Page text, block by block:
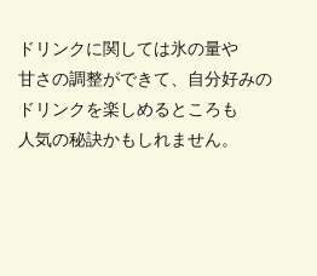
ドリンクに関しては氷の量や
甘さの調整ができて、自分好みの
ドリンクを楽しめるところも
人気の秘訣かもしれません。